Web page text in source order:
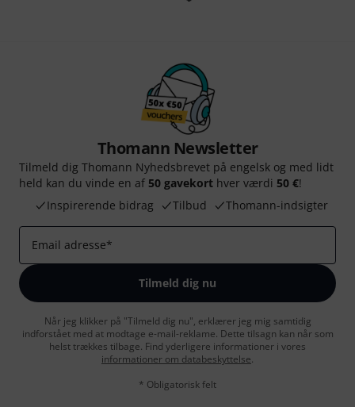
Thomann Newsletter
Tilmeld dig Thomann Nyhedsbrevet på engelsk og med lidt
held kan du vinde en af 50 gavekort hver værdi 50 €!
Inspirerende bidrag
Tilbud Thomann-indsigter
Email adresse*
Tilmeld dig nu
Når jeg klikker på "Tilmeld dig nu", erklærer jeg mig samtidig
indforstået med at modtage e-mail-reklame. Dette tilsagn kan når som
helst trækkes tilbage. Find yderligere informationer i vores
informationer om databeskyttelse.
* Obligatorisk felt